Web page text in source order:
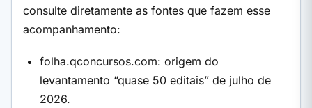
consulte diretamente as fontes que fazem esse
acompanhamento:
folha.qconcursos.com: origem do
levantamento “quase 50 editais” de julho de
2026.